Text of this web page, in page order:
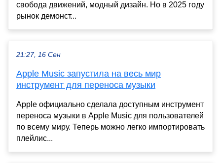
свобода движений, модный дизайн. Но в 2025 году
рынок демонст...
21:27, 16 Сен
Apple Music запустила на весь мир
инструмент для переноса музыки
Apple официально сделала доступным инструмент
переноса музыки в Apple Music для пользователей
по всему миру. Теперь можно легко импортировать
плейлис...